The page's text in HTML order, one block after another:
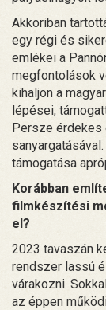
Akkoriban
egy régi és
emlékei a
megfontolások
kihaljon a
lépései,
Persze
támogatása
Korábban
filmkészítési
el?
2023 tavaszán
rendszer lassú
várakozni.
az éppen